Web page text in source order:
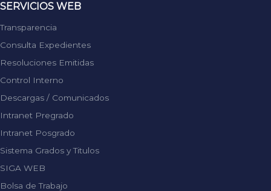
SERVICIOS WEB
Transparencia
Consulta Expedientes
Resoluciones Emitidas
Control Interno
Descargas / Comunicados
Intranet Pregrado
Intranet Posgrado
Sistema Grados y Titulos
SIGA WEB
Bolsa de Trabajo